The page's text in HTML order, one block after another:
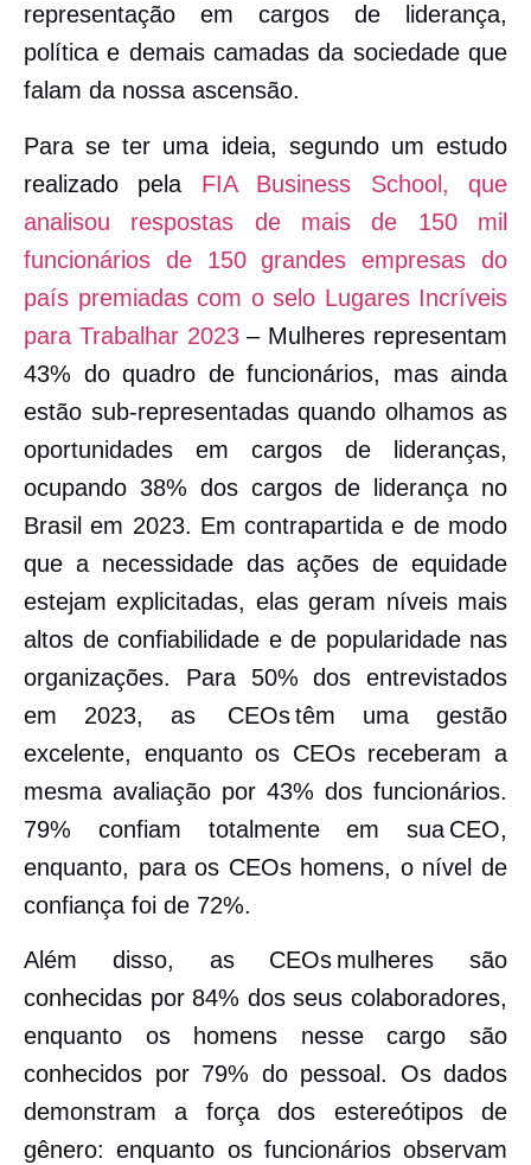
representação em cargos de liderança,
política e demais camadas da sociedade que
falam da nossa ascensão.
Para se ter uma ideia, segundo um estudo
realizado pela FIA Business School, que
analisou respostas de mais de 150 mil
funcionários de 150 grandes empresas do
país premiadas com o selo Lugares Incríveis
para Trabalhar 2023– Mulheres representam
43% do quadro de funcionários, mas ainda
estão sub-representadas quando olhamos as
oportunidades em cargos de lideranças,
ocupando 38% dos cargos de liderança no
Brasil em 2023. Em contrapartida e de modo
que a necessidade das ações de equidade
estejam explicitadas, elas geram níveis mais
altos de confiabilidade e de popularidade nas
organizações. Para 50% dos entrevistados
em 2023, as CEOs têm uma gestão
excelente, enquanto os CEOs receberam a
mesma avaliação por 43% dos funcionários.
79% confiam totalmente em sua CEO,
enquanto, para os CEOs homens, o nível de
confiança foi de 72%.
Além disso, as CEOs mulheres são
conhecidas por 84% dos seus colaboradores,
enquanto os homens nesse cargo são
conhecidos por 79% do pessoal. Os dados
demonstram a força dos estereótipos de
gênero: enquanto os funcionários observam